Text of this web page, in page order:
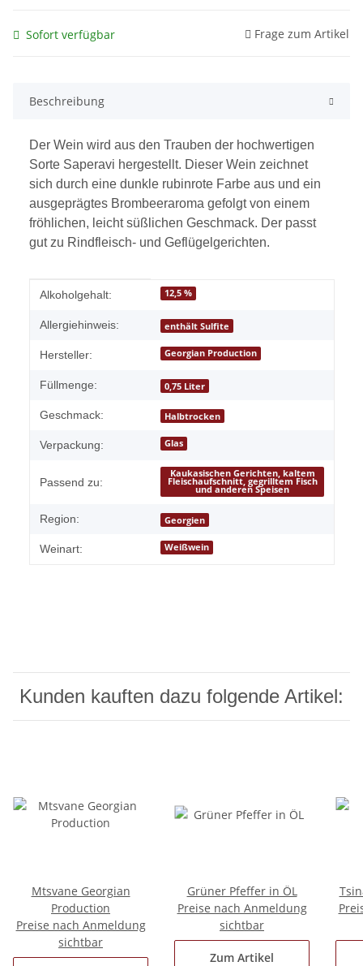
Sofort verfügbar Frage zum Artikel
Beschreibung
Der Wein wird aus den Trauben der hochwertigen
Sorte Saperavi hergestellt. Dieser Wein zeichnet
sich durch eine dunkle rubinrote Farbe aus und ein
ausgeprägtes Brombeeraroma gefolgt von einem
fröhlichen, leicht süßlichen Geschmack. Der passt
gut zu Rindfleisch- und Geflügelgerichten.
Produkteigenschaft
Wert
Alkoholgehalt: 12,5 %
Allergiehinweis: enthält Sulfite
Hersteller: Georgian Production
Füllmenge: 0,75 Liter
Geschmack: Halbtrocken
Verpackung: Glas
Passend zu:
Kaukasischen Gerichten, kaltem
Fleischaufschnitt, gegrilltem Fisch
und anderen Speisen
Region: Georgien
Weinart: Weißwein
Kunden kauften dazu folgende Artikel:
Mtsvane Georgian
Production
Preise nach Anmeldung
sichtbar
Grüner Pfeffer in ÖL
Preise nach Anmeldung
sichtbar
Zum Artikel